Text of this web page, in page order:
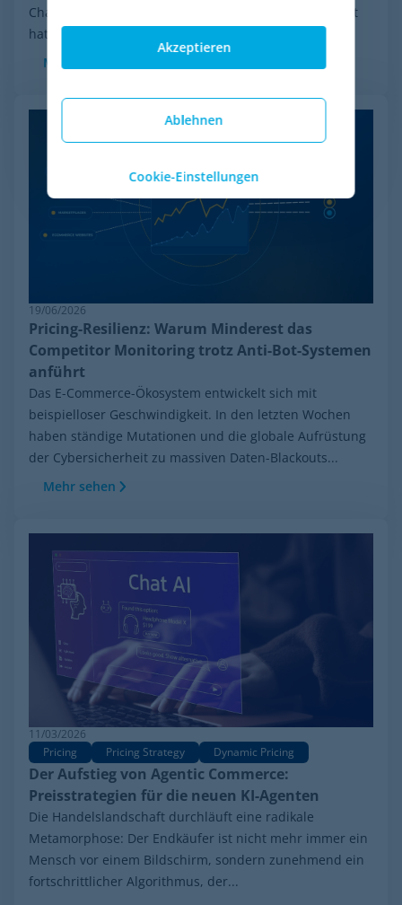
Chapter 11, das Wiser Solutions in den USA eingeleitet
hat. Auch wenn diese Maßnahme weder...
Mehr sehen
19/06/2026
Pricing-Resilienz: Warum Minderest das
Competitor Monitoring trotz Anti-Bot-Systemen
anführt
Das E-Commerce-Ökosystem entwickelt sich mit
beispielloser Geschwindigkeit. In den letzten Wochen
haben ständige Mutationen und die globale Aufrüstung
der Cybersicherheit zu massiven Daten-Blackouts...
Mehr sehen
11/03/2026
Pricing
Pricing Strategy Dynamic Pricing
Der Aufstieg von Agentic Commerce:
Preisstrategien für die neuen KI-Agenten
Die Handelslandschaft durchläuft eine radikale
Metamorphose: Der Endkäufer ist nicht mehr immer ein
Mensch vor einem Bildschirm, sondern zunehmend ein
fortschrittlicher Algorithmus, der...
Ablehnen
Akzeptieren
Cookie-Einstellungen